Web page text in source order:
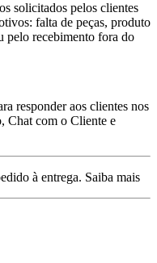
solicitados pelos clientes
falta de peças, produto
pelo recebimento fora do
responder aos clientes nos
Chat com o Cliente e
à entrega. Saiba mais